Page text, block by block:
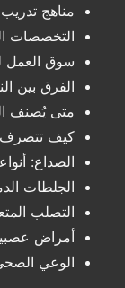
مناهج
التخصصات
سوق العمل
الفرق بين
متى يُصنف
كيف تتصرف
الصداع:
الجلطات
التصلب
أمراض
الوعي